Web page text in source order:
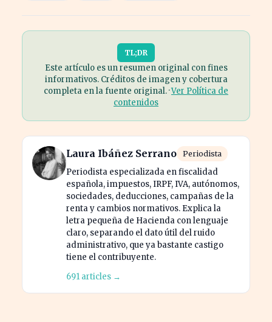
TL;DR
Este artículo es un resumen original con fines
informativos. Créditos de imagen y cobertura
completa en la fuente original. ·Ver Política de
contenidos
Laura Ibáñez Serrano Periodista
Periodista especializada en fiscalidad
española, impuestos, IRPF, IVA, autónomos,
sociedades, deducciones, campañas de la
renta y cambios normativos. Explica la
letra pequeña de Hacienda con lenguaje
claro, separando el dato útil del ruido
administrativo, que ya bastante castigo
tiene el contribuyente.
691 articles →